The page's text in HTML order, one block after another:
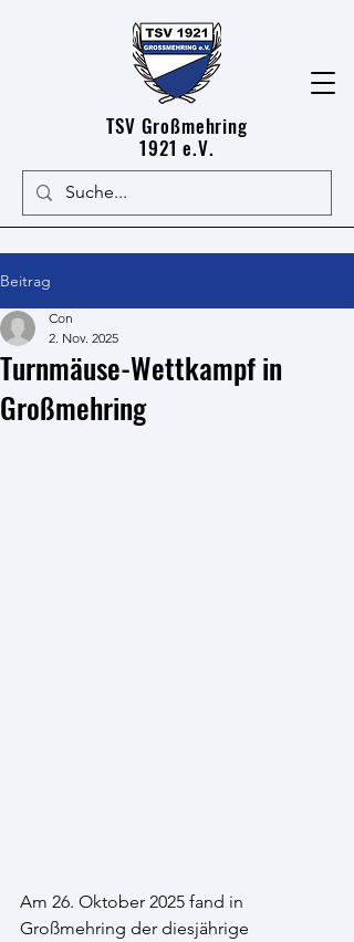
TSV Großmehring
1921 e.V.
Beitrag
Turnmäuse-Wettkampf in
Großmehring
Con
2. Nov. 2025
Am 26. Oktober 2025 fand in
Großmehring der diesjährige